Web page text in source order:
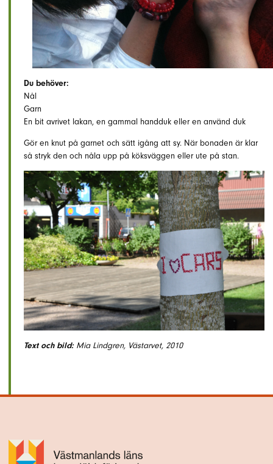
Du behöver:
Nål
Garn
En bit avrivet lakan, en gammal handduk eller en använd duk
Gör en knut på garnet och sätt igång att sy. När bonaden är klar
så stryk den och nåla upp på köksväggen eller ute på stan.
Text och bild:Mia Lindgren, Västarvet, 2010